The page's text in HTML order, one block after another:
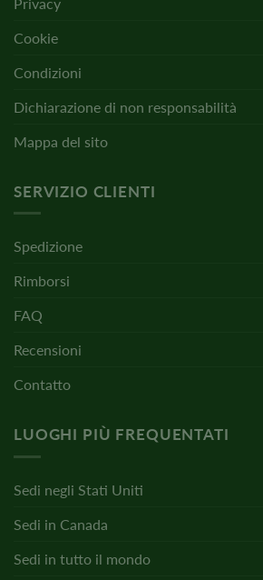
Cookie
Condizioni
Dichiarazione di non responsabilità
Mappa del sito
SERVIZIO CLIENTI
Spedizione
Rimborsi
FAQ
Recensioni
Contatto
LUOGHI PIÙ FREQUENTATI
Sedi negli Stati Uniti
Sedi in Canada
Sedi in tutto il mondo